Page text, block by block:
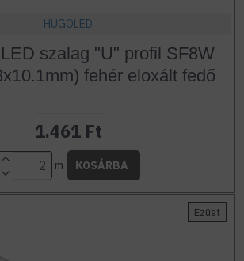
HUGOLED
szalag "U" profil SF8W
fehér eloxált fedő
1.461 Ft
m KOSÁRBA
Ezüst